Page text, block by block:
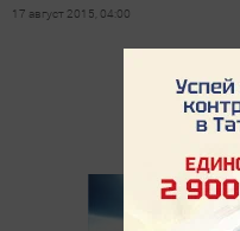
17 август 2015, 04:00